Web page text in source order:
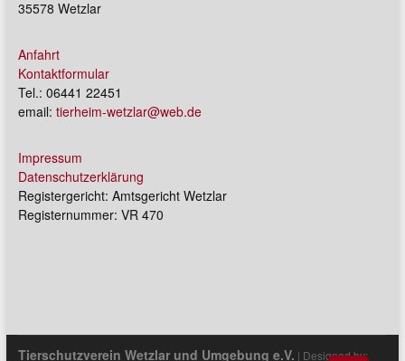
35578 Wetzlar
Anfahrt
Kontaktformular
Tel.: 06441 22451
email: tierheim-wetzlar@web.de
Impressum
Datenschutzerklärung
Registergericht: Amtsgericht Wetzlar
Registernummer: VR 470
Tierschutzverein Wetzlar und Umgebung e.V. | Designed by: